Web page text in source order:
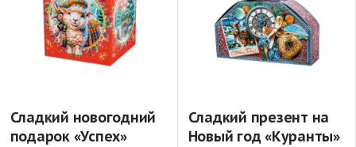
Сладкий новогодний
подарок «Успех»
Сладкий презент на
Новый год «Куранты»